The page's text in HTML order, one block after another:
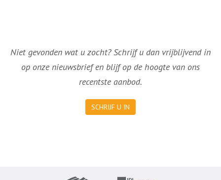
Niet gevonden wat u zocht? Schrijf u dan vrijblijvend in
op onze nieuwsbrief en blijf op de hoogte van ons
recentste aanbod.
SCHRIJF U IN